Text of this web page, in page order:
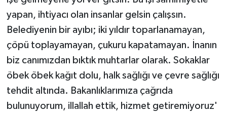
yapan, ihtiyacı olan insanlar gelsin çalışsın.
Belediyenin bir ayıbı; iki yıldır toparlanamayan,
çöpü toplayamayan, çukuru kapatamayan. İnanın
biz canımızdan bıktık muhtarlar olarak. Sokaklar
öbek öbek kağıt dolu, halk sağlığı ve çevre sağlığı
tehdit altında. Bakanlıklarımıza çağrıda
bulunuyorum, illallah ettik, hizmet getiremiyoruz'